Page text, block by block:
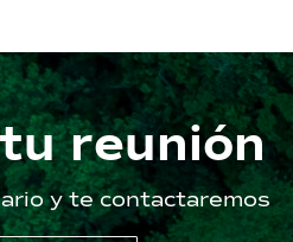
reunión
y te contactaremos